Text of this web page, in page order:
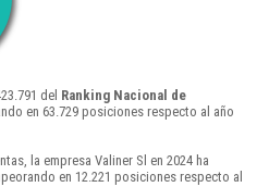
del Ranking Nacional de
en 63.729 posiciones respecto al año
la empresa Valiner Sl en 2024 ha
en 12.221 posiciones respecto al